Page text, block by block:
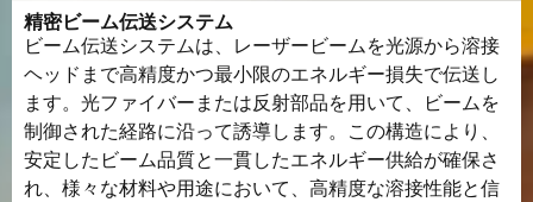
精密ビーム伝送システム
ビーム伝送システムは、レーザービームを光源から溶接
ヘッドまで高精度かつ最小限のエネルギー損失で伝送し
ます。光ファイバーまたは反射部品を用いて、ビームを
制御された経路に沿って誘導します。この構造により、
安定したビーム品質と一貫したエネルギー供給が確保さ
れ、様々な材料や用途において、高精度な溶接性能と信